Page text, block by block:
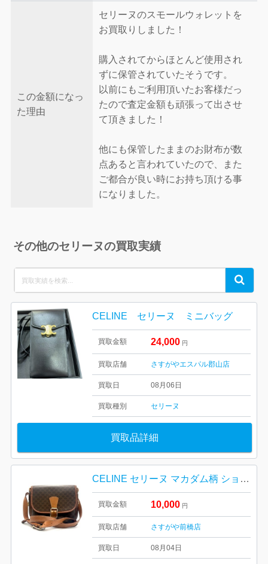
この金額になっ
た理由
セリーヌのスモールウォレットを
お買取りしました！
購入されてからほとんど使用され
ずに保管されていたそうです。
以前にもご利用頂いたお客様だっ
たので査定金額も頑張って出させ
て頂きました！
他にも保管したままのお財布が数
点あると言われていたので、また
ご都合が良い時にお持ち頂ける事
になりました。
その他のセリーヌの買取実績
for:
Search
CELINE セリーヌ ミニバッグ
買取金額 24,000 円
買取店舗 さすがやエスパル郡山店
買取日 08月06日
買取種別 セリーヌ
買取品詳細
CELINE セリーヌ マカダム柄 ショルダーバッグ｜前橋市元総社町
買取金額 10,000 円
買取店舗 さすがや前橋店
買取日 08月04日